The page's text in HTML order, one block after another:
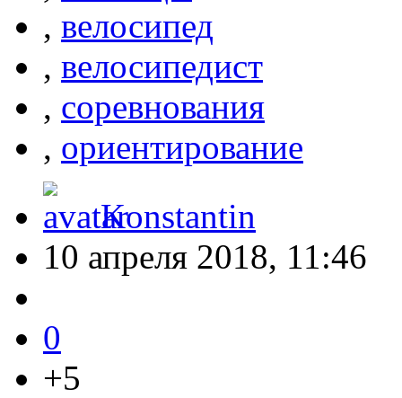
, велосипед
, велосипедист
, соревнования
, ориентирование
Konstantin
10 апреля 2018, 11:46
0
+5